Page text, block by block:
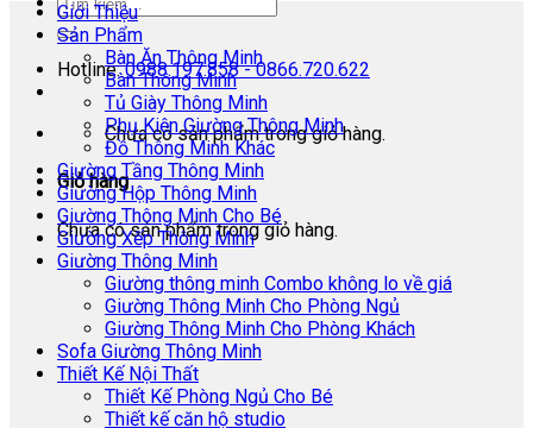
Hotline:0988.197.858 - 0866.720.622
Chưa có sản phẩm trong giỏ hàng.
Giỏ hàng
Chưa có sản phẩm trong giỏ hàng.
Giới Thiệu
Sản Phẩm
Bàn Ăn Thông Minh
Bàn Thông Minh
Tủ Giày Thông Minh
Phụ Kiện Giường Thông Minh
Đồ Thông Minh Khác
Giường Tầng Thông Minh
Giường Hộp Thông Minh
Giường Thông Minh Cho Bé
Giường Xếp Thông Minh
Giường Thông Minh
Giường thông minh Combo không lo về giá
Giường Thông Minh Cho Phòng Ngủ
Giường Thông Minh Cho Phòng Khách
Sofa Giường Thông Minh
Thiết Kế Nội Thất
Thiết Kế Phòng Ngủ Cho Bé
Thiết kế căn hộ studio